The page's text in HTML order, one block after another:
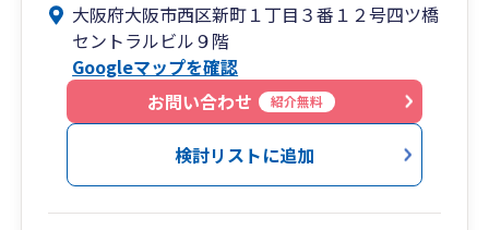
いろいろあって、必要な手続きや申告を、放置し
てしまっている。
このようなお客様、大歓迎です。
いけだ税理士事務所は、会計や税務申告業務だけ
でなく、個人事業の開業支援、法人設立の手続
き、事業開始後の各種届出、社会保険関係手続き
のサポートといった、起業・設立支援を得意とし
大阪府大阪市西区新町１丁目３番１２号四ツ橋
セントラルビル９階
Googleマップを確認
お問い合わせ
紹介無料
検討リストに追加